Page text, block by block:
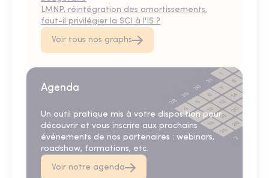
LMNP, réintégration des amortissements,
faut-il privilégier la SCI à l'IS ?
Voir tous nos graphs
Agenda
Un outil pratique mis à votre disposition pour
découvrir et vous inscrire aux prochains
événements de nos partenaires : webinars,
roadshow, formations, etc.
Voir notre agenda